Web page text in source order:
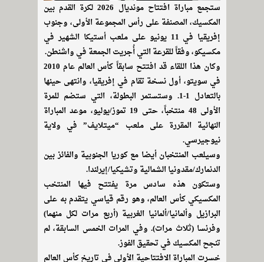
ستجمع مباراة افتتاح مونديال 2026 لكرة القدم بين
المكسيك، المصنفة على رأس المجموعة الأولى، وجنوب
إفريقيا في 11 يونيو على ملعب أستيكا الشهير في
مكسيكو، وفقاً للقرعة التي أُجريت الجمعة في واشنطن.
وكان هذا اللقاء قد افتتح سابقاً كأس العالم عام 2010
في سويتو، أول نسخة تقام في إفريقيا، وانتهى حينها
بالتعادل 1-1. وستستمر البطولة، التي ستضم للمرة
الأولى 48 منتخباً، حتى 19 تموز/يوليو، موعد المباراة
النهائية المقررة على ملعب “ميتلايف” في ولاية
نيوجيرسي.
وسيلعب المنتخبان أيضا مع كوريا الجنوبية والفائز بين
الدنمارك/مقدونيا الشمالية وتشيكيا/إيرلندا.
وستكون هذه سادس مرة يفتتح فيها المنتخب
المكسيكي كأس العالم، وهو رقم قياسي يتقدم به على
البرازيل وألمانيا/ألمانيا الغربية (أربع مرات لكل منهما)
وفرنسا (ثلاث مرات). وفي المرات الخمس السابقة، لم
تنجح المكسيك في تحقيق الفوز.
خسرت المباراة الافتتاحية الأولى في تاريخ كأس العالم